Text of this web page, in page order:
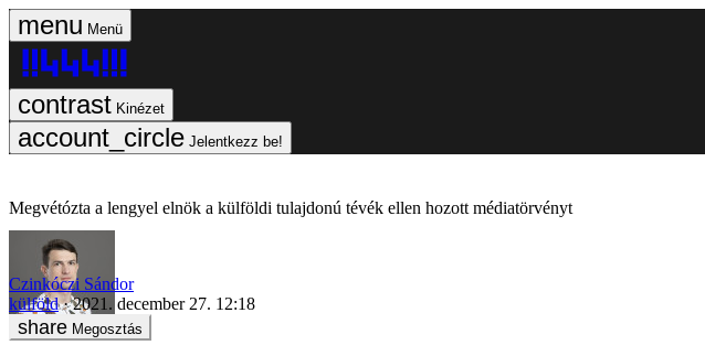
Menü
Kinézet
Jelentkezz be!
Megvétózta a lengyel elnök a külföldi tulajdonú tévék ellen hozott médiatörvényt
Czinkóczi Sándor
külföld
2021. december 27. 12:18
Megosztás